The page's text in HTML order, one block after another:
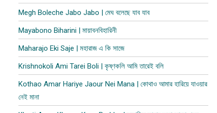
Megh Boleche Jabo Jabo | মেঘ বলেছে যাব যাব
Mayabono Biharini | মায়াবনবিহারিনী
Maharajo Eki Saje | মহারাজ এ কি সাজে
Krishnokoli Ami Tarei Boli | কৃষ্ণকলি আমি তারেই বলি
Kothao Amar Hariye Jaour Nei Mana | কোথাও আমার হারিয়ে যাওয়ার
নেই মানা